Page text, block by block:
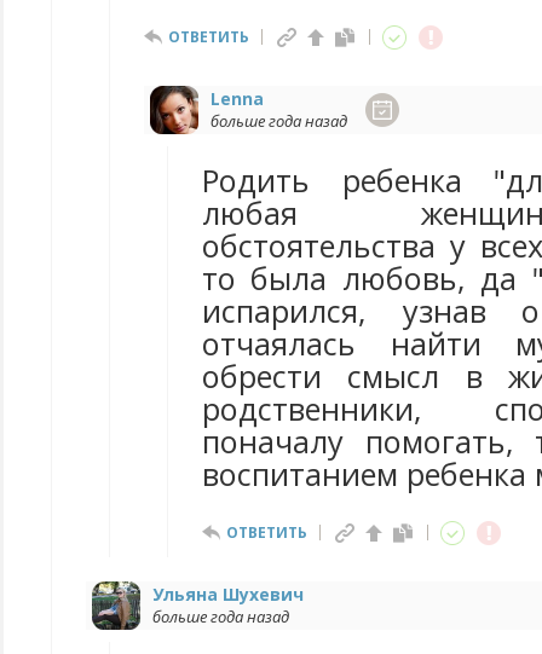
ОТВЕТИТЬ
Lenna
больше года назад
Родить ребенка
любая
обстоятельства у
то была любовь, да
испарился, узнав
отчаялась найти
обрести смысл в
родственники,
поначалу помогать,
воспитанием
ОТВЕТИТЬ
Ульяна Шухевич
больше года назад